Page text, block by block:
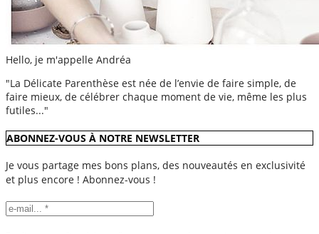
Hello, je m'appelle Andréa
"La Délicate Parenthèse est née de l’envie de faire simple, de
faire mieux, de célébrer chaque moment de vie, même les plus
futiles..."
ABONNEZ-VOUS À NOTRE NEWSLETTER
Je vous partage mes bons plans, des nouveautés en exclusivité
et plus encore ! Abonnez-vous !